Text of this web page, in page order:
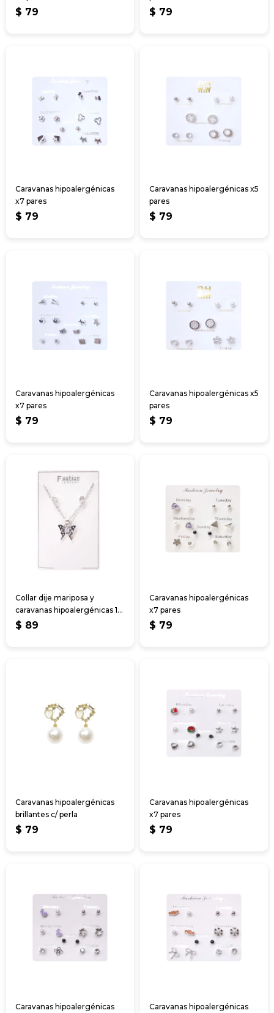
$ 79 $ 79
Caravanas hipoalergénicas
x7 pares
$ 79
Caravanas hipoalergénicas x5
pares
$ 79
Caravanas hipoalergénicas
x7 pares
$ 79
Caravanas hipoalergénicas x5
pares
$ 79
Collar dije mariposa y
caravanas hipoalergénicas 1
par
$ 89
Caravanas hipoalergénicas
x7 pares
$ 79
Caravanas hipoalergénicas
brillantes c/ perla
$ 79
Caravanas hipoalergénicas
x7 pares
$ 79
Caravanas hipoalergénicas
Caravanas hipoalergénicas